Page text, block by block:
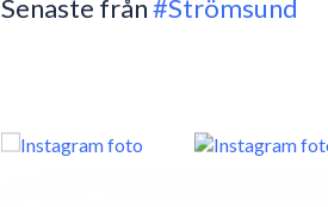
Senaste från#Strömsund